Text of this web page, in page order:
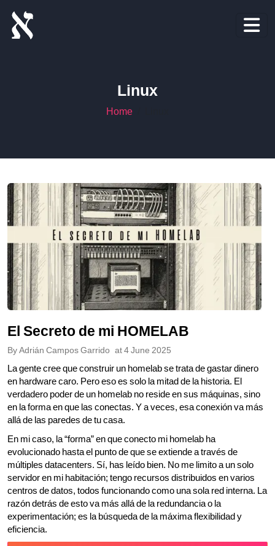
Linux
Home
El Secreto de mi HOMELAB
ByAdrián Campos Garrido at4 June 2025
La gente cree que construir un homelab se trata de gastar dinero
en hardware caro. Pero eso es solo la mitad de la historia. El
verdadero poder de un homelab no reside en sus máquinas, sino
en la forma en que las conectas. Y a veces, esa conexión va más
allá de las paredes de tu casa.
En mi caso, la “forma” en que conecto mi homelab ha
evolucionado hasta el punto de que se extiende a través de
múltiples datacenters. Sí, has leído bien. No me limito a un solo
servidor en mi habitación; tengo recursos distribuidos en varios
centros de datos, todos funcionando como una sola red interna. La
razón detrás de esto va más allá de la redundancia o la
experimentación; es la búsqueda de la máxima flexibilidad y
eficiencia.